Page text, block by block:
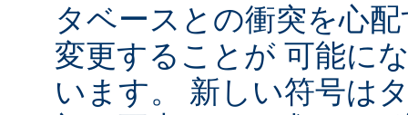
タベースとの衝突を心
変更することが 可能に
います。 新しい符号は